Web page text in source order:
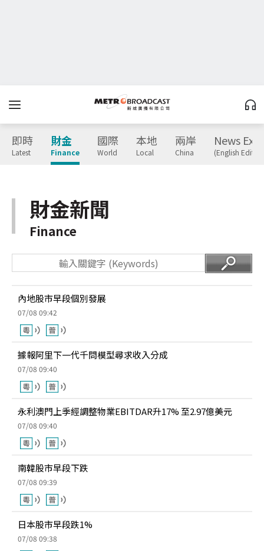
即時
Latest
財金
Finance
國際
World
本地
Local
兩岸
China
News
(English
財金新聞
Finance
內地股市早段個別發展
07/08 09:42
據報阿里下一代千問模型尋求收入分成
07/08 09:40
永利澳門上季經調整物業EBITDAR升17% 至2.97億美元
07/08 09:40
南韓股市早段下跌
07/08 09:39
日本股市早段跌1%
07/08 09:38